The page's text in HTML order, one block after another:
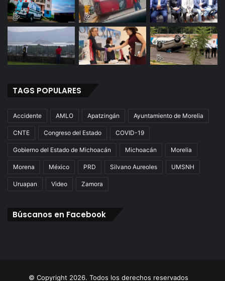
TAGS POPULARES
Accidente AMLO Apatzingán Ayuntamiento de Morelia
CNTE Congreso del Estado COVID-19
Gobierno del Estado de Michoacán Michoacán Morelia
Morena México PRD Silvano Aureoles UMSNH
Uruapan Video Zamora
Búscanos en Facebook
© Copyright 2026. Todos los derechos reservados